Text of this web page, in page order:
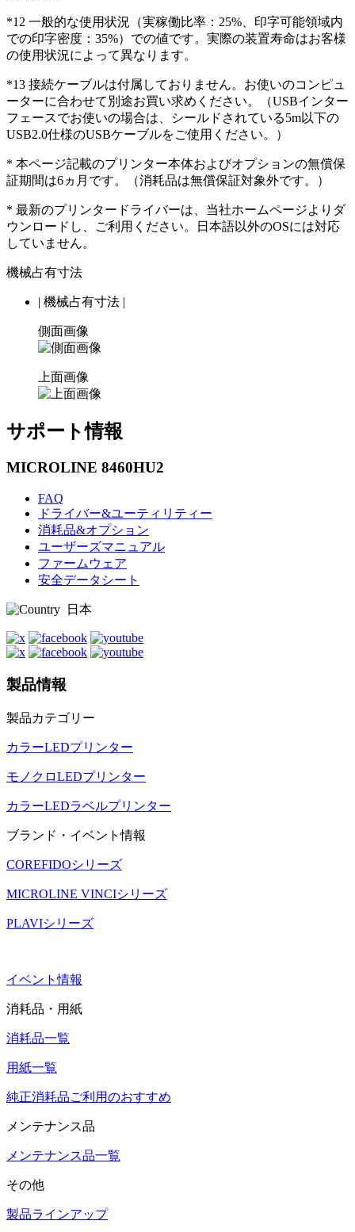
*12 一般的な使用状況（実稼働比率：25%、印字可能領域内
での印字密度：35%）での値です。実際の装置寿命はお客様
の使用状況によって異なります。
*13 接続ケーブルは付属しておりません。お使いのコンピュ
ーターに合わせて別途お買い求めください。（USBインター
フェースでお使いの場合は、シールドされている5m以下の
USB2.0仕様のUSBケーブルをご使用ください。）
* 本ページ記載のプリンター本体およびオプションの無償保
証期間は6ヵ月です。（消耗品は無償保証対象外です。）
* 最新のプリンタードライバーは、当社ホームページよりダ
ウンロードし、ご利用ください。日本語以外のOSには対応
していません。
機械占有寸法
| 機械占有寸法 |
側面画像
上面画像
サポート情報
MICROLINE 8460HU2
FAQ
ドライバー&ユーティリティー
消耗品&オプション
ユーザーズマニュアル
ファームウェア
安全データシート
日本
製品情報
製品カテゴリー
カラーLEDプリンター
モノクロLEDプリンター
カラーLEDラベルプリンター
ブランド・イベント情報
COREFIDOシリーズ
MICROLINE VINCIシリーズ
PLAVIシリーズ
イベント情報
消耗品・用紙
消耗品一覧
用紙一覧
純正消耗品ご利用のおすすめ
メンテナンス品
メンテナンス品一覧
その他
製品ラインアップ